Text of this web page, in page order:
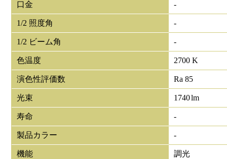
口金 -
1/2 照度角 -
1/2 ビーム角 -
色温度 2700 K
演色性評価数 Ra 85
光束 1740lm
寿命 -
製品カラー -
機能 調光